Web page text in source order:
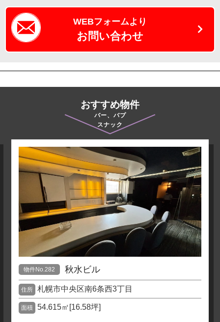
WEBフォームより
お問い合わせ
おすすめ物件
バー、バプ
スナック
物件No.282 秋水ビル
住所 札幌市中央区南6条西3丁目
面積 54.615㎡[16.58坪]